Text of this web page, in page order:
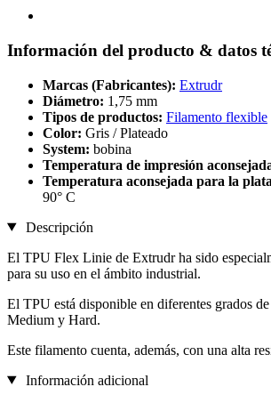
Información del producto & datos
Marcas (Fabricantes): Extrudr
Diámetro: 1,75 mm
Tipos de productos: Filamento flexible
Color: Gris / Plateado
System: bobina
Temperatura de impresión
Temperatura aconsejada para la
90° C
Descripción
El TPU Flex Linie de Extrudr ha sido
para su uso en el ámbito industrial.
El TPU está disponible en diferentes grados
Medium y Hard.
Este filamento cuenta, además, con una alta
Información adicional